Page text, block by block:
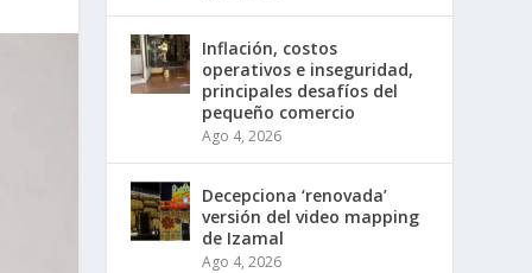
Inflación, costos
operativos e inseguridad,
principales desafíos del
pequeño comercio
Ago 4, 2026
Decepciona ‘renovada’
versión del video mapping
de Izamal
Ago 4, 2026